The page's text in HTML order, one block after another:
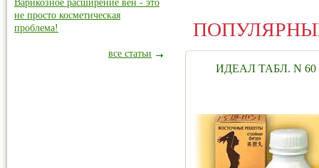
ИДЕАЛ ТАБЛ. N 60
Варикозное расширение вен - это
не просто косметическая
проблема!
все статьи